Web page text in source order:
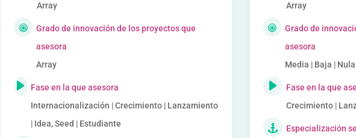
Array
Grado de innovación de los proyectos que
asesora
Array
Fase en la que asesora
Internacionalización | Crecimiento | Lanzamiento
| Idea, Seed | Estudiante
Array
Grado de
asesora
Media | Baja | Nula
Fase en la que
Crecimiento |
Especialización